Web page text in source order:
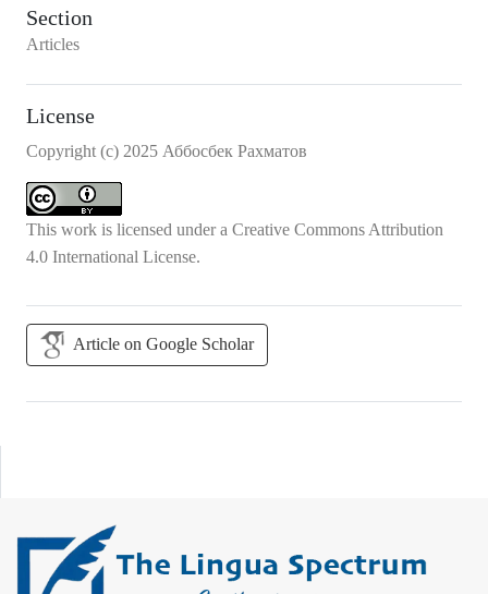
Section
Articles
License
Copyright (c) 2025 Аббосбек Рахматов
This work is licensed under a Creative Commons Attribution
4.0 International License.
Article on Google Scholar